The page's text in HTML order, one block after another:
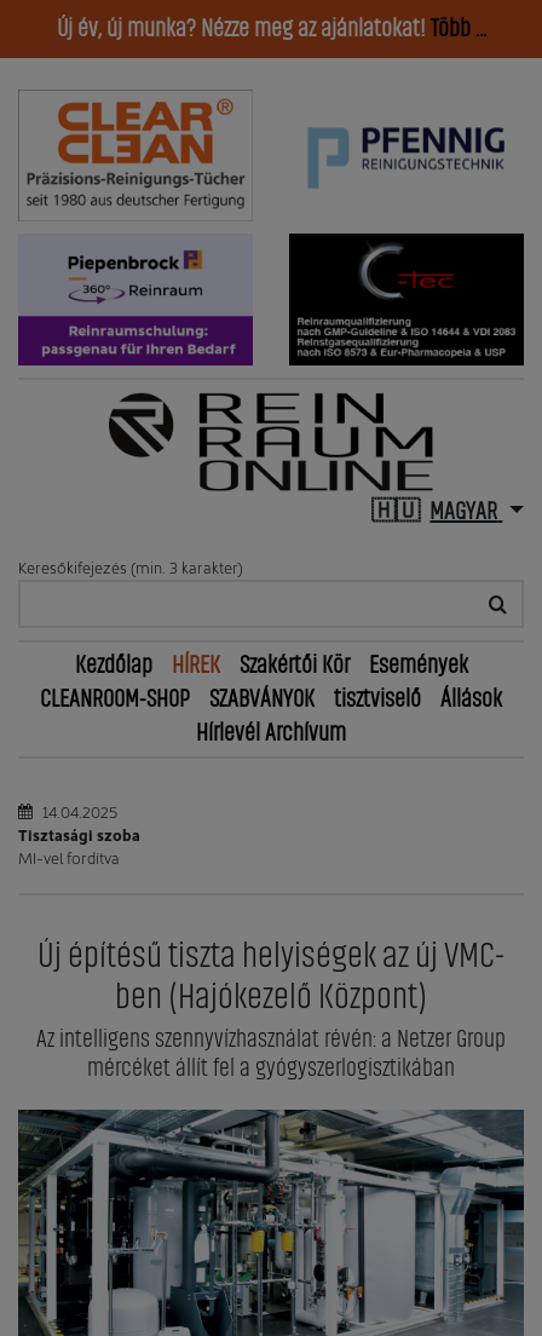
Új év, új munka? Nézze meg az ajánlatokat! Több ...
MAGYAR
Keresőkifejezés (min. 3 karakter)
Kezdőlap HÍREK Szakértői Kör
Események
CLEANROOM-SHOP
SZABVÁNYOK tisztviselő
Állások
Hírlevél Archívum
14.04.2025
Tisztasági szoba
MI-vel fordítva
Új építésű tiszta helyiségek az új VMC-
ben (Hajókezelő Központ)
Az intelligens szennyvízhasználat révén: a Netzer Group
mércéket állít fel a gyógyszerlogisztikában